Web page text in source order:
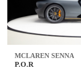
MCLAREN SENNA
P.O.R